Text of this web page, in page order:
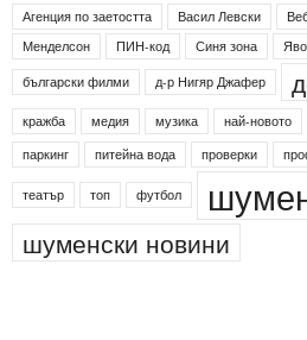
Агенция по заетостта
Васил Левски
Менделсон
ПИН-код Синя зона
български филми
д-р Нигяр Джафер
кражба медия музика най-новото
паркинг питейна вода проверки
театър топ футбол
шуменски новини